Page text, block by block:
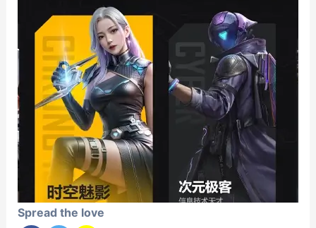
Spread the love